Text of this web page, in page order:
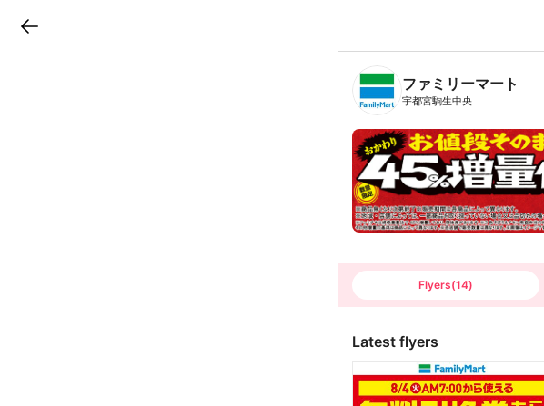
B
n
T
ファミリーマート
宇都宮駒生中央
Flyers(14)
Latest flyers